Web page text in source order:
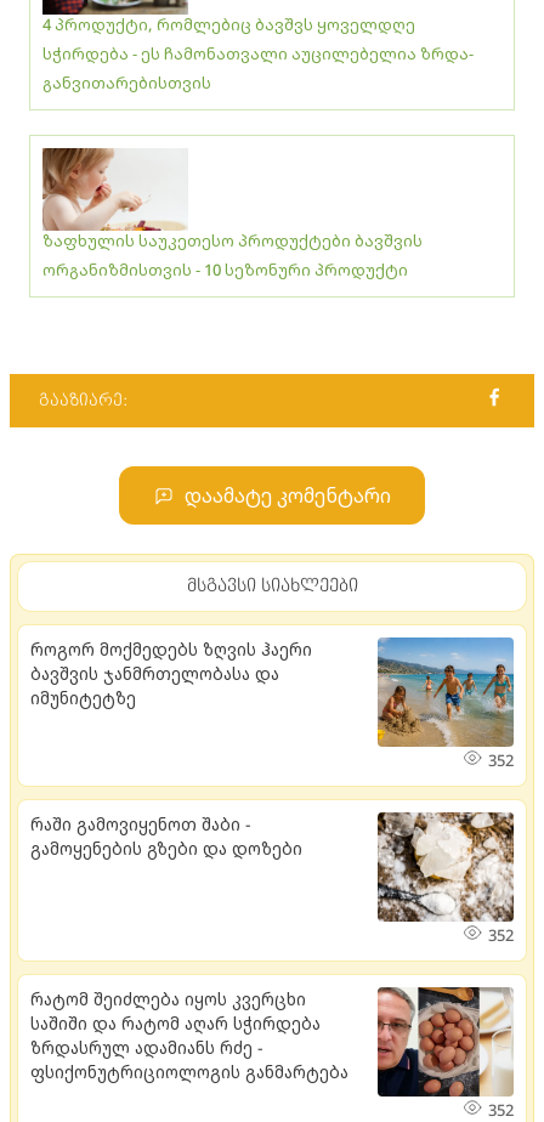
4 პროდუქტი, რომლებიც ბავშვს ყოველდღე
სჭირდება - ეს ჩამონათვალი აუცილებელია ზრდა-
განვითარებისთვის
ზაფხულის საუკეთესო პროდუქტები ბავშვის
ორგანიზმისთვის - 10 სეზონური პროდუქტი
გააზიარე:
დაამატე კომენტარი
მსგავსი სიახლეები
როგორ მოქმედებს ზღვის ჰაერი
ბავშვის ჯანმრთელობასა და
იმუნიტეტზე
352
რაში გამოვიყენოთ შაბი -
გამოყენების გზები და დოზები
352
რატომ შეიძლება იყოს კვერცხი
საშიში და რატომ აღარ სჭირდება
ზრდასრულ ადამიანს რძე -
ფსიქონუტრიციოლოგის განმარტება
352